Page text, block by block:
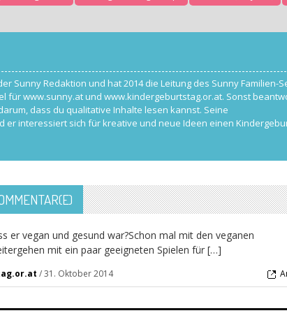
Sunny Redaktion und hat 2014 die Leitung des Sunny Familien-
für www.sunny.at und www.kindergeburtstag.or.at. Sonst
dass du qualitative Inhalte lesen kannst. Seine
interessiert sich für kreative und neue Ideen einen
er vegan und gesund war?Schon mal mit den veganen
mit ein paar geeigneten Spielen für […]
/31. Oktober 2014